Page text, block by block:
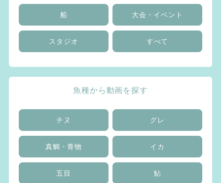
船 大会・イベント
スタジオ すべて
魚種から動画を探す
チヌ グレ
真鯛・青物 イカ
五目 鮎